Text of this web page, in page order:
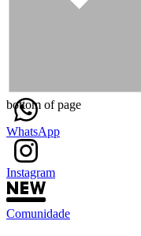
WhatsApp
Instagram
Comunidade
bottom of page